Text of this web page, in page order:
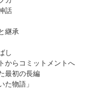
話
継承
し
らコミットメントへ
初の長編
物語」